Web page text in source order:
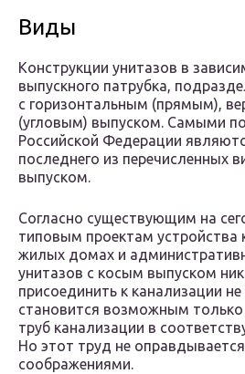
Виды
Конструкции унитазов в
выпускного патрубка,
с горизонтальным (прямым),
(угловым) выпуском. Самыми
Российской Федерации
последнего из перечисленных
выпуском.
Согласно существующим на
типовым проектам устройства
жилых домах и
унитазов с косым выпуском
присоединить к канализации
становится возможным только
труб канализации в
Но этот труд не
соображениями.